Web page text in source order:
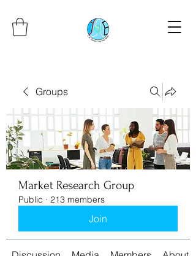
Groups
Market Research Group
Public · 213 members
Join